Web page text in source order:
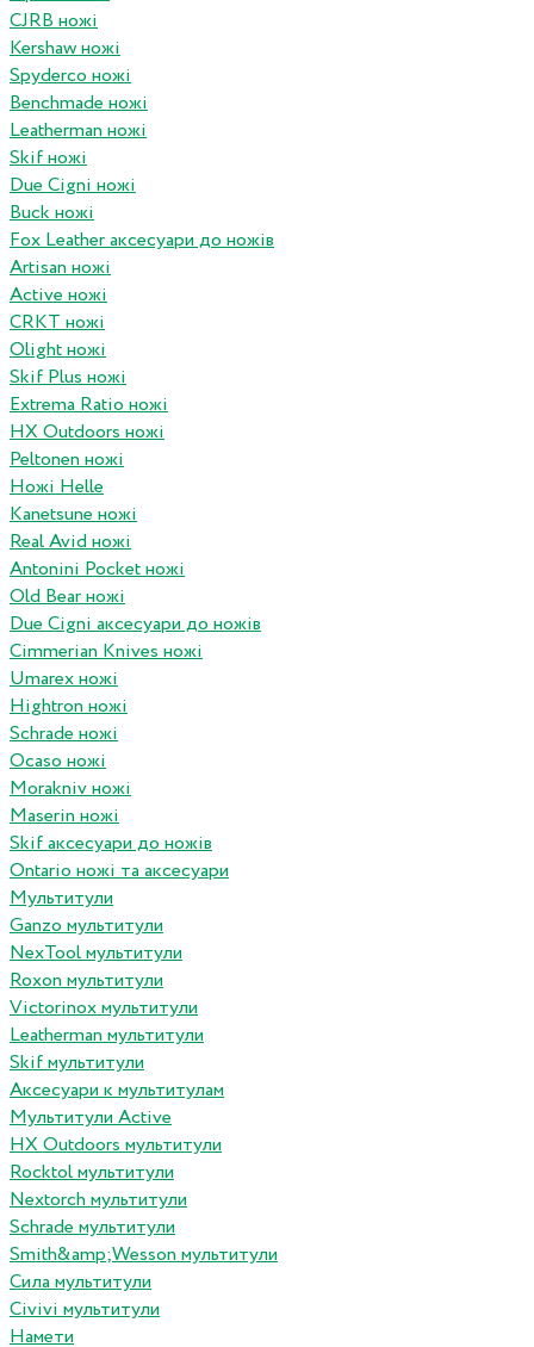
CJRB ножі
Kershaw ножі
Spyderco ножі
Benchmade ножі
Leatherman ножі
Skif ножі
Due Cigni ножі
Buck ножі
Fox Leather аксесуари до ножів
Artisan ножі
Active ножі
CRKT ножі
Olight ножі
Skif Plus ножі
Extrema Ratio ножі
HX Outdoors ножі
Peltonen ножі
Ножі Helle
Kanetsune ножі
Real Avid ножі
Antonini Pocket ножі
Old Bear ножі
Due Cigni аксесуари до ножів
Cimmerian Knives ножі
Umarex ножі
Hightron ножі
Schrade ножі
Ocaso ножі
Morakniv ножі
Maserin ножі
Skif аксесуари до ножів
Ontario ножі та аксесуари
Мультитули
Ganzo мультитули
NexTool мультитули
Roxon мультитули
Victorinox мультитули
Leatherman мультитули
Skif мультитули
Аксесуари к мультитулам
Мультитули Active
HX Outdoors мультитули
Rocktol мультитули
Nextorch мультитули
Schrade мультитули
Smith&amp;Wesson мультитули
Сила мультитули
Civivi мультитули
Намети